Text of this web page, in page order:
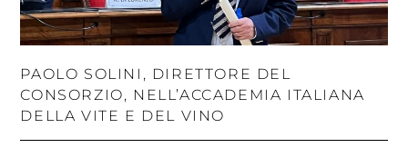
PAOLO SOLINI, DIRETTORE DEL
CONSORZIO, NELL’ACCADEMIA ITALIANA
DELLA VITE E DEL VINO